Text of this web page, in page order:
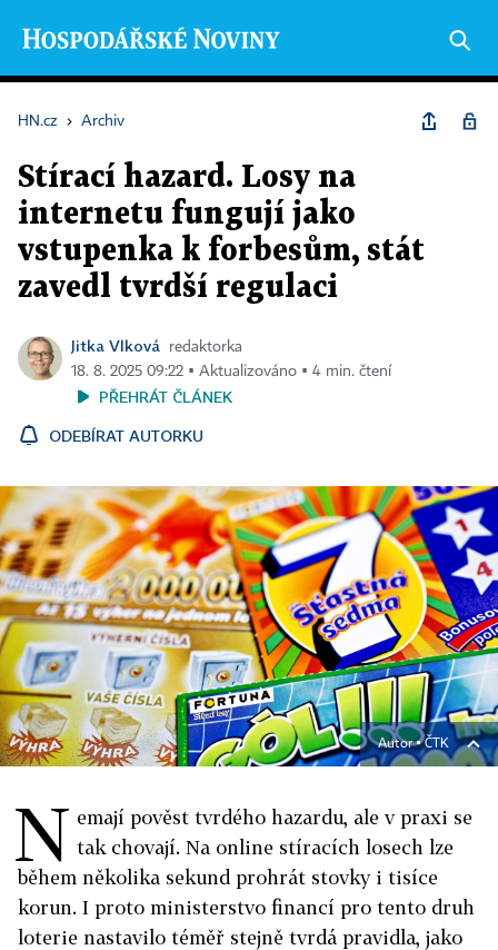
HN.cz › Archiv
Stírací hazard. Losy na
internetu fungují jako
vstupenka k forbesům, stát
zavedl tvrdší regulaci
Jitka Vlková
redaktorka
18. 8. 2025 09:22 ▪ Aktualizováno ▪ 4 min. čtení
PŘEHRÁT ČLÁNEK
ODEBÍRAT AUTORKU
Autor ▪ČTK
N emají pověst tvrdého hazardu, ale v praxi se
tak chovají. Na online stíracích losech lze
během několika sekund prohrát stovky i tisíce
korun. I proto ministerstvo financí pro tento druh
loterie nastavilo téměř stejně tvrdá pravidla, jako